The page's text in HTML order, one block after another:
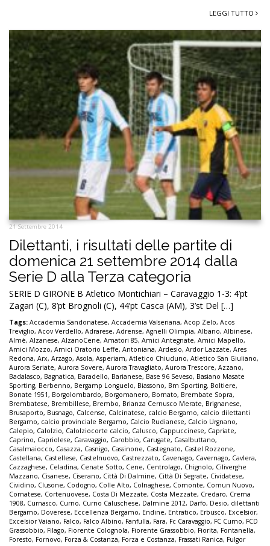
LEGGI TUTTO
21 Settembre 2014
Dilettanti, i risultati delle partite di
domenica 21 settembre 2014 dalla
Serie D alla Terza categoria
SERIE D GIRONE B Atletico Montichiari – Caravaggio 1-3: 4’pt
Zagari (C), 8’pt Brognoli (C), 44’pt Casca (AM), 3’st Del […]
Tags: Accademia Sandonatese, Accademia Valseriana, Acop Zelo, Acos
Treviglio, Acov Verdello, Adrarese, Adrense, Agnelli Olimpia, Albano, Albinese,
Almè, Alzanese, AlzanoCene, Amatori 85, Amici Antegnate, Amici Mapello,
Amici Mozzo, Amici Oratorio Leffe, Antoniana, Ardesio, Ardor Lazzate, Ares
Redona, Arx, Arzago, Asola, Asperiam, Atletico Chiuduno, Atletico San Giuliano,
Aurora Seriate, Aurora Sovere, Aurora Travagliato, Aurora Trescore, Azzano,
Badalasco, Bagnatica, Baradello, Barianese, Base 96 Seveso, Basiano Masate
Sporting, Berbenno, Bergamp Longuelo, Biassono, Bm Sporting, Boltiere,
Bonate 1951, Borgolombardo, Borgomanero, Bornato, Brembate Sopra,
Brembatese, Brembillese, Brembo, Brianza Cernusco Merate, Brignanese,
Brusaporto, Busnago, Calcense, Calcinatese, calcio Bergamo, calcio dilettanti
Bergamo, calcio provinciale Bergamo, Calcio Rudianese, Calcio Urgnano,
Calepio, Calolzio, Calolziocorte calcio, Calusco, Cappuccinese, Capriate,
Caprino, Capriolese, Caravaggio, Carobbio, Carugate, Casalbuttano,
Casalmaiocco, Casazza, Casnigo, Cassinone, Castegnato, Castel Rozzone,
Castellana, Castellese, Castelnuovo, Castrezzato, Cavenago, Cavernago, Cavlera,
Cazzaghese, Celadina, Cenate Sotto, Cene, Centrolago, Chignolo, Ciliverghe
Mazzano, Cisanese, Ciserano, Città Di Dalmine, Città Di Segrate, Cividatese,
Cividino, Clusone, Codogno, Colle Alto, Colnaghese, Comonte, Comun Nuovo,
Cornatese, Cortenuovese, Costa Di Mezzate, Costa Mezzate, Credaro, Crema
1908, Curnasco, Curno, Curno Caluschese, Dalmine 2012, Darfo, Desio, dilettanti
Bergamo, Doverese, Eccellenza Bergamo, Endine, Entratico, Erbusco, Excelsior,
Excelsior Vaiano, Falco, Falco Albino, Fanfulla, Fara, Fc Caravaggio, FC Curno, FCD
Grassobbio, Filago, Fiorente Colognola, Fiorente Grassobbio, Fiorita, Fontanella,
Foresto, Fornovo, Forza & Costanza, Forza e Costanza, Frassati Ranica, Fulgor